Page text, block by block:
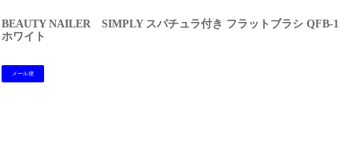
BEAUTY NAILER SIMPLY スパチュラ付き フラットブラシ QFB-1
ホワイト
メール便